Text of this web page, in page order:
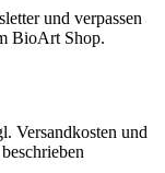
und verpassen
BioArt Shop.
Versandkosten und